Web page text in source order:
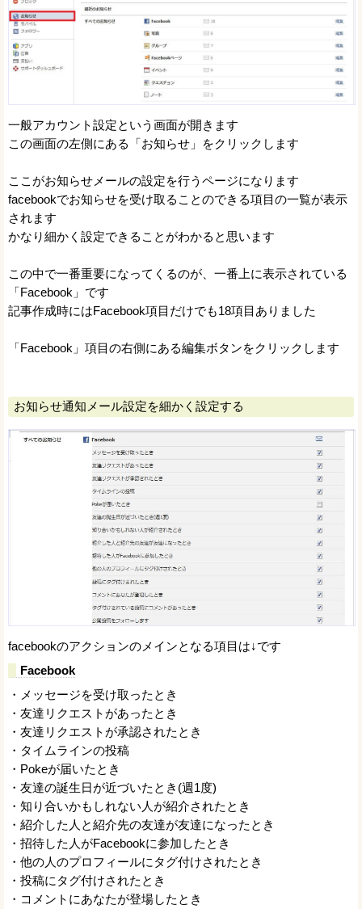
一般アカウント設定という画面が開きます
この画面の左側にある「お知らせ」をクリックします
ここがお知らせメールの設定を行うページになります
facebookでお知らせを受け取ることのできる項目の一覧が表示
されます
かなり細かく設定できることがわかると思います
この中で一番重要になってくるのが、一番上に表示されている
「Facebook」です
記事作成時にはFacebook項目だけでも18項目ありました
「Facebook」項目の右側にある編集ボタンをクリックします
お知らせ通知メール設定を細かく設定する
facebookのアクションのメインとなる項目は↓です
Facebook
・メッセージを受け取ったとき
・友達リクエストがあったとき
・友達リクエストが承認されたとき
・タイムラインの投稿
・Pokeが届いたとき
・友達の誕生日が近づいたとき(週1度)
・知り合いかもしれない人が紹介されたとき
・紹介した人と紹介先の友達が友達になったとき
・招待した人がFacebookに参加したとき
・他の人のプロフィールにタグ付けされたとき
・投稿にタグ付けされたとき
・コメントにあなたが登場したとき